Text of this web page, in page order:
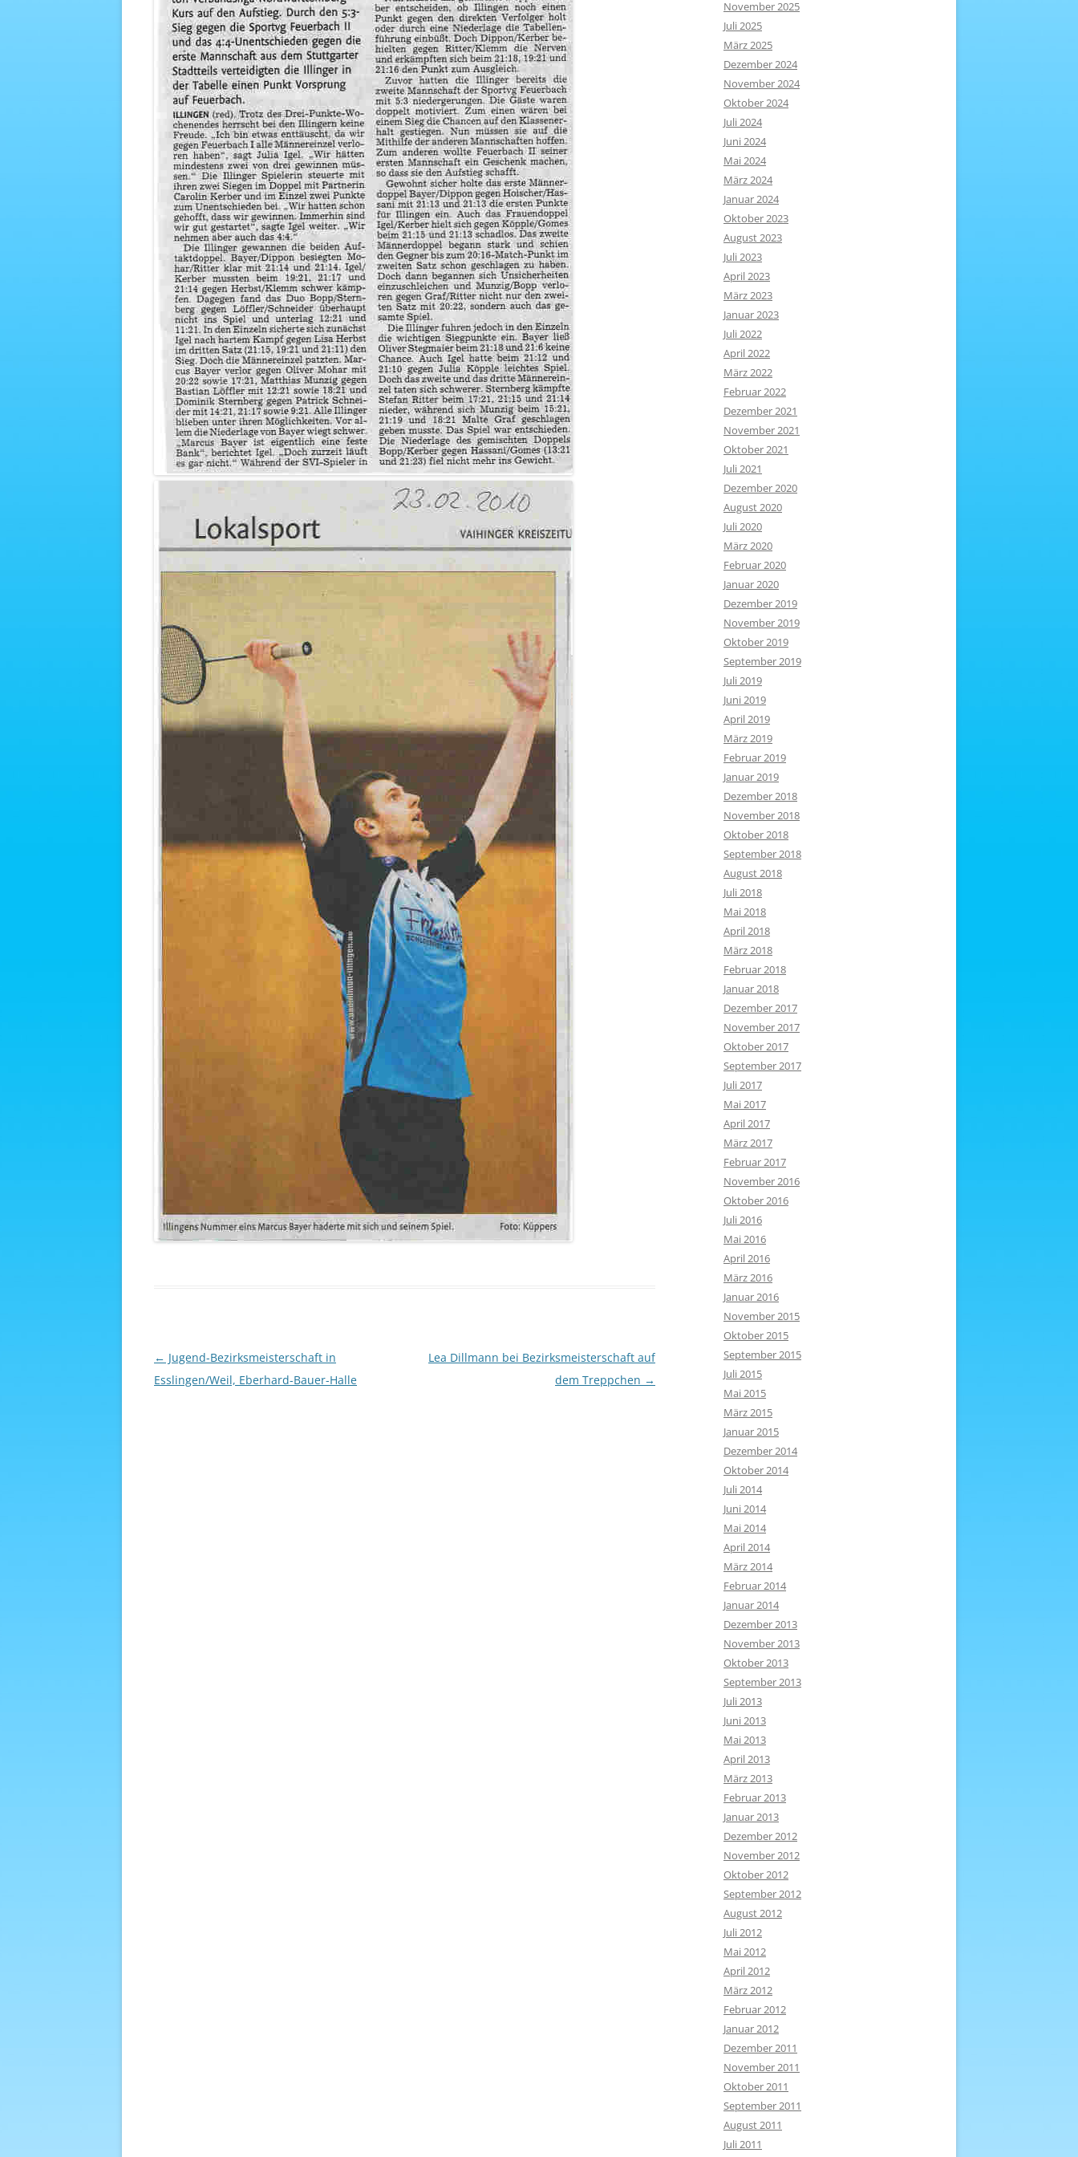
Beitragsnavigation
← Jugend-Bezirksmeisterschaft in
Esslingen/Weil, Eberhard-Bauer-Halle
Lea Dillmann bei Bezirksmeisterschaft auf
dem Treppchen →
November 2025
Juli 2025
März 2025
Dezember 2024
November 2024
Oktober 2024
Juli 2024
Juni 2024
Mai 2024
März 2024
Januar 2024
Oktober 2023
August 2023
Juli 2023
April 2023
März 2023
Januar 2023
Juli 2022
April 2022
März 2022
Februar 2022
Dezember 2021
November 2021
Oktober 2021
Juli 2021
Dezember 2020
August 2020
Juli 2020
März 2020
Februar 2020
Januar 2020
Dezember 2019
November 2019
Oktober 2019
September 2019
Juli 2019
Juni 2019
April 2019
März 2019
Februar 2019
Januar 2019
Dezember 2018
November 2018
Oktober 2018
September 2018
August 2018
Juli 2018
Mai 2018
April 2018
März 2018
Februar 2018
Januar 2018
Dezember 2017
November 2017
Oktober 2017
September 2017
Juli 2017
Mai 2017
April 2017
März 2017
Februar 2017
November 2016
Oktober 2016
Juli 2016
Mai 2016
April 2016
März 2016
Januar 2016
November 2015
Oktober 2015
September 2015
Juli 2015
Mai 2015
März 2015
Januar 2015
Dezember 2014
Oktober 2014
Juli 2014
Juni 2014
Mai 2014
April 2014
März 2014
Februar 2014
Januar 2014
Dezember 2013
November 2013
Oktober 2013
September 2013
Juli 2013
Juni 2013
Mai 2013
April 2013
März 2013
Februar 2013
Januar 2013
Dezember 2012
November 2012
Oktober 2012
September 2012
August 2012
Juli 2012
Mai 2012
April 2012
März 2012
Februar 2012
Januar 2012
Dezember 2011
November 2011
Oktober 2011
September 2011
August 2011
Juli 2011